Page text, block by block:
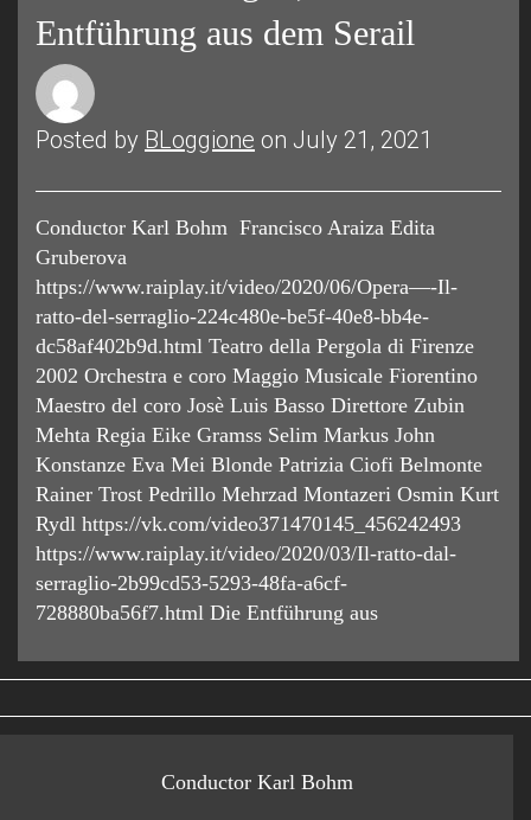
Entführung aus dem Serail
Posted by BLoggione on July 21, 2021
Conductor Karl Bohm Francisco Araiza Edita
Gruberova
https://www.raiplay.it/video/2020/06/Opera—-Il-
ratto-del-serraglio-224c480e-be5f-40e8-bb4e-
dc58af402b9d.html Teatro della Pergola di Firenze
2002 Orchestra e coro Maggio Musicale Fiorentino
Maestro del coro Josè Luis Basso Direttore Zubin
Mehta Regia Eike Gramss Selim Markus John
Konstanze Eva Mei Blonde Patrizia Ciofi Belmonte
Rainer Trost Pedrillo Mehrzad Montazeri Osmin Kurt
Rydl https://vk.com/video371470145_456242493
https://www.raiplay.it/video/2020/03/Il-ratto-dal-
serraglio-2b99cd53-5293-48fa-a6cf-
728880ba56f7.html Die Entführung aus
Conductor Karl Bohm